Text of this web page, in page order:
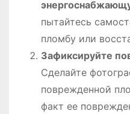
пытайтесь
пломбу или
Зафиксируйте
Сделайте
поврежденной
факт ее